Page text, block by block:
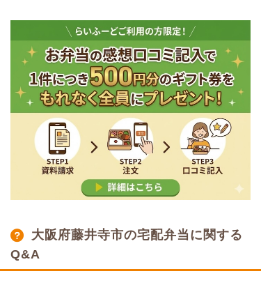
大阪府藤井寺市の宅配弁当に関する
Q&A